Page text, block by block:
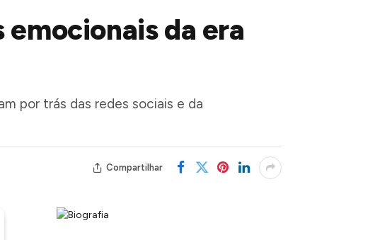
emocionais da era
por trás das redes sociais e da
Compartilhar